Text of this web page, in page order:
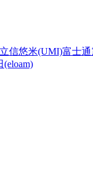
立信悠米(UMI)富士通
(eloam)